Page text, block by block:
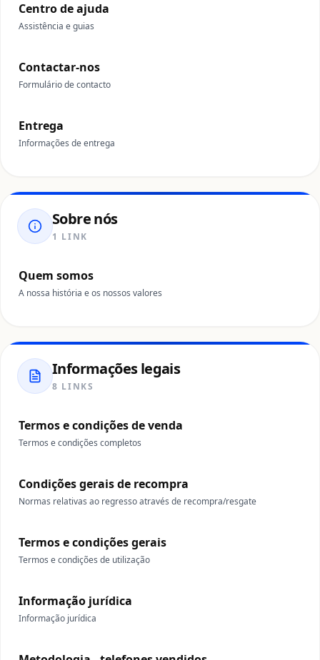
Centro de ajuda
Assistência e guias
Contactar-nos
Formulário de contacto
Entrega
Informações de entrega
Sobre nós
1 LINK
Quem somos
A nossa história e os nossos valores
Informações legais
8 LINKS
Termos e condições de venda
Termos e condições completos
Condições gerais de recompra
Normas relativas ao regresso através de recompra/resgate
Termos e condições gerais
Termos e condições de utilização
Informação jurídica
Informação jurídica